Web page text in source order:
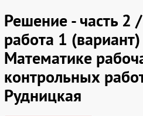
Решение - часть 2
работа 1
Математике
контрольных
Рудницкая